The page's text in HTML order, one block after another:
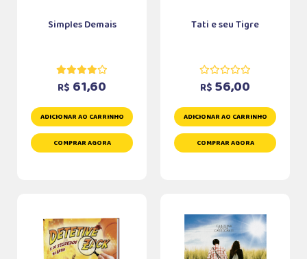
Simples Demais
R$ 61,60
ADICIONAR AO CARRINHO
COMPRAR AGORA
Tati e seu Tigre
R$ 56,00
ADICIONAR AO CARRINHO
COMPRAR AGORA